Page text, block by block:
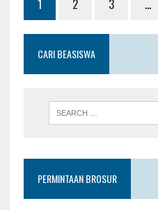
1 2 3 …
CARI BEASISWA
PERMINTAAN BROSUR